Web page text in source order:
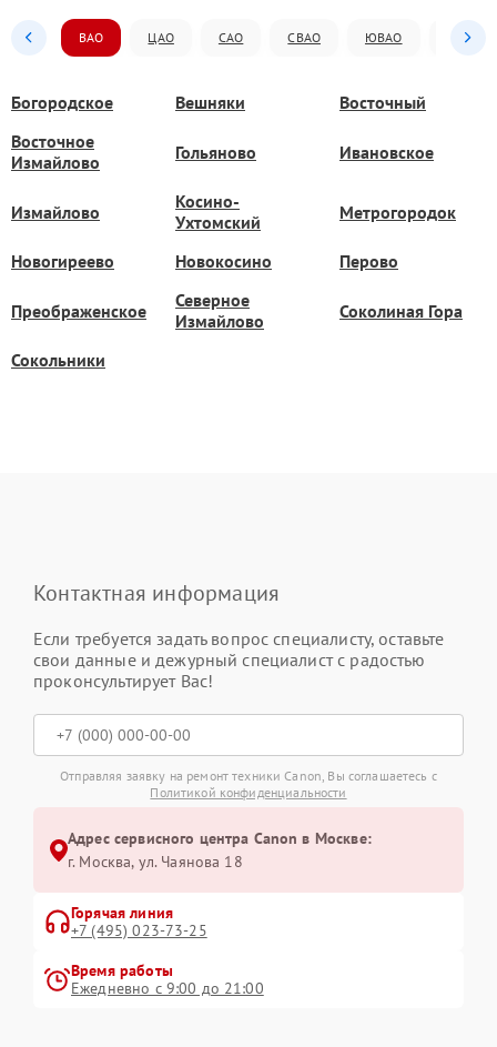
ВАО ЦАО САО СВАО ЮВАО ЮАО
Богородское Вешняки
Восточный
Восточное
Измайлово
Гольяново Ивановское
Измайлово
Косино-
Ухтомский
Метрогородок
Новогиреево Новокосино Перово
Преображенское
Северное
Измайлово
Соколиная Гора
Сокольники
Контактная информация
Если требуется задать вопрос специалисту, оставьте
свои данные и дежурный специалист с радостью
проконсультирует Вас!
Отправляя заявку на ремонт техники Canon, Вы соглашаетесь с
Политикой конфиденциальности
Адрес сервисного центра Canon в Москве:
г. Москва, ул. Чаянова 18
Горячая линия
+7 (495) 023-73-25
Время работы
Ежедневно с 9:00 до 21:00